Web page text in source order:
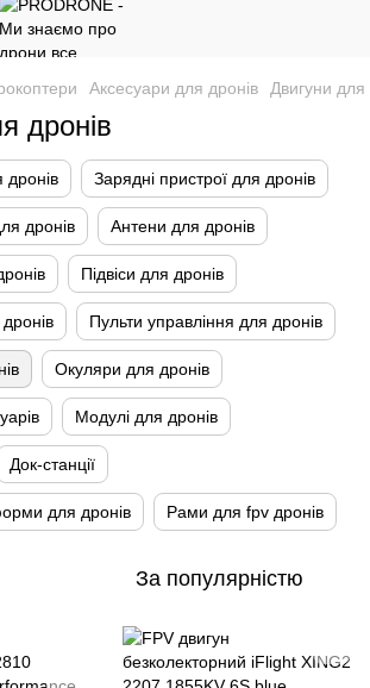
Аксесуари для дронів Двигуни для
дронів
дронів Зарядні пристрої для дронів
дронів Антени для дронів
Підвіси для дронів
Пульти управління для дронів
Окуляри для дронів
Модулі для дронів
Док-станції
для дронів Рами для fpv дронів
За популярністю